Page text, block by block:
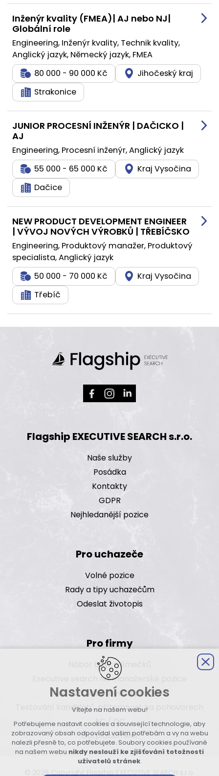
Inženýr kvality (FMEA)| AJ nebo NJ|
Globální role
Engineering, Inženýr kvality, Technik kvality,
Anglický jazyk, Německý jazyk, FMEA
80 000 - 90 000 Kč
Jihočeský kraj
Strakonice
JUNIOR PROCESNÍ INŽENÝR | DAČICKO |
AJ
Engineering, Procesní inženýr, Anglický jazyk
55 000 - 65 000 Kč
Kraj Vysočina
Dačice
NEW PRODUCT DEVELOPMENT ENGINEER
| VÝVOJ NOVÝCH VÝROBKŮ | TŘEBÍČSKO
Engineering, Produktový manažer, Produktový
specialista, Anglický jazyk
50 000 - 70 000 Kč
Kraj Vysočina
Třebíč
Flagship EXECUTIVE SEARCH s.r.o.
Naše služby
Posádka
Kontakty
GDPR
Nejhledanější pozice
Pro uchazeče
Volné pozice
Rady a tipy uchazečům
Odeslat životopis
Pro firmy
Nábor bílých límečků
Executive search na manažerské pozice
Analýza náborového procesu
Testování kandidátů, přítomnost na pohovorech
AC / DC
Outplacement
© 2026 Copyright Flagship EXECUTIVE SEARCH s.r.o.
Nastavení cookies
Vítejte na našem webu!
Potřebujeme nastavit cookies a související technologie, aby
zobrazovaný obsah odpovídal vašim potřebám a vy na webu
nalezli přesně to, co potřebujete. Soubory cookies používané
na našem webu nikdy neslouží ke zjišťování totožnosti
uživatelů stránek.